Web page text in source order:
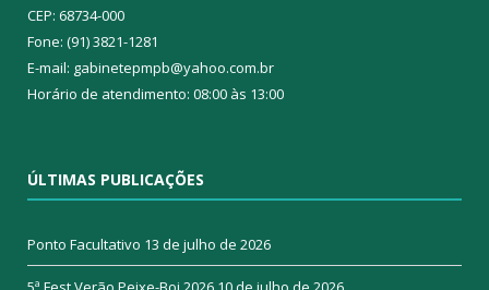
CEP: 68734-000
Fone: (91) 3821-1281
E-mail: gabinetepmpb@yahoo.com.br
Horário de atendimento: 08:00 às 13:00
ÚLTIMAS PUBLICAÇÕES
Ponto Facultativo 13 de julho de 2026